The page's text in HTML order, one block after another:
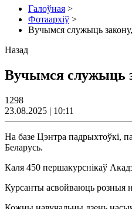
Галоўная >
Фотаархіў >
Вучымся служыць
Назад
Вучымся служыць
1298
23.08.2025 | 10:11
На базе Цэнтра падрыхтоўкі,
Беларусь.
Каля 450 першакурснікаў
Курсанты асвойваюць розныя